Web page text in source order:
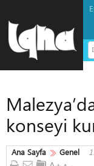
konseyi
Ana Sayfa Genel